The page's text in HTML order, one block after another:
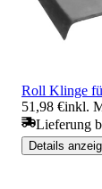
Roll Klinge
51,98 €inkl.
Lieferung
Details